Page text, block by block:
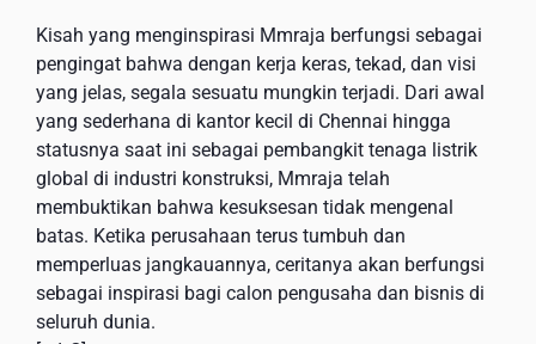
Kisah yang menginspirasi Mmraja berfungsi sebagai
pengingat bahwa dengan kerja keras, tekad, dan visi
yang jelas, segala sesuatu mungkin terjadi. Dari awal
yang sederhana di kantor kecil di Chennai hingga
statusnya saat ini sebagai pembangkit tenaga listrik
global di industri konstruksi, Mmraja telah
membuktikan bahwa kesuksesan tidak mengenal
batas. Ketika perusahaan terus tumbuh dan
memperluas jangkauannya, ceritanya akan berfungsi
sebagai inspirasi bagi calon pengusaha dan bisnis di
seluruh dunia.